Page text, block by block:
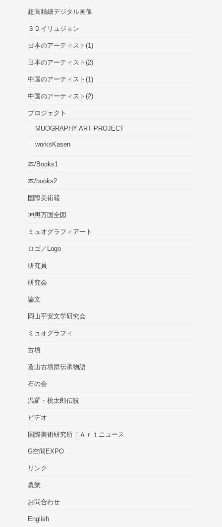
超高精細デジタル画像
３Ｄイリュジョン
日本のアーティスト(1)
日本のアーティスト(2)
中国のアーティスト(1)
中国のアーティスト(2)
プロジェクト
MUOGRAPHY ART PROJECT
worksKasen
本/Books1
本/books2
国際美術報
坤輿万国全図
ミュオグラフィアート
ロゴ／Logo
研究員
研究会
論文
岡山平安文学研究会
ミュオグラフィ
古墳
造山古墳群伝承物語
石の会
温羅・桃太郎伝説
ビデオ
国際美術研究所ｉＡｒｔニュース
G空間EXPO
リンク
農業
お問合わせ
English